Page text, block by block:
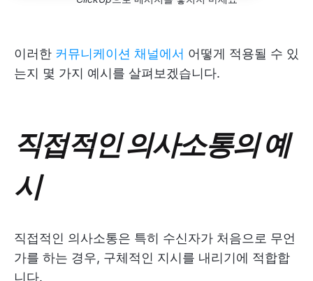
이러한 커뮤니케이션 채널에서 어떻게 적용될 수 있
는지 몇 가지 예시를 살펴보겠습니다.
직접적인 의사소통의 예
시
직접적인 의사소통은 특히 수신자가 처음으로 무언
가를 하는 경우, 구체적인 지시를 내리기에 적합합
니다.